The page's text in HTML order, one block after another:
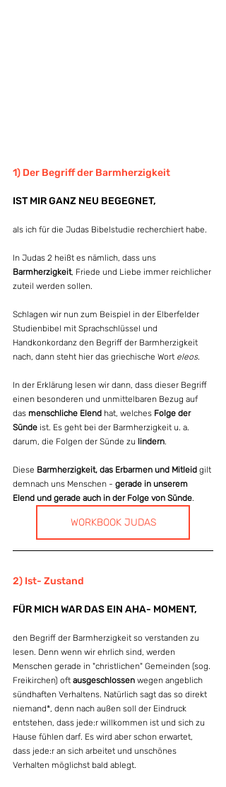
1) Der Begriff der Barmherzigkeit
IST MIR GANZ NEU BEGEGNET,
als ich für die Judas Bibelstudie recherchiert habe.
In Judas 2 heißt es nämlich, dass uns
Barmherzigkeit, Friede und Liebe immer reichlicher
zuteil werden sollen.
Schlagen wir nun zum Beispiel in der Elberfelder
Studienbibel mit Sprachschlüssel und
Handkonkordanz den Begriff der Barmherzigkeit
nach, dann steht hier das griechische Wort eleos.
In der Erklärung lesen wir dann, dass dieser Begriff
einen besonderen und unmittelbaren Bezug auf
das menschliche Elend hat, welches Folge der
Sünde ist. Es geht bei der Barmherzigkeit u. a.
darum, die Folgen der Sünde zu lindern.
Diese Barmherzigkeit, das Erbarmen und Mitleid gilt
demnach uns Menschen - gerade in unserem
Elend und gerade auch in der Folge von Sünde.
WORKBOOK JUDAS
2) Ist- Zustand
FÜR MICH WAR DAS EIN AHA- MOMENT,
den Begriff der Barmherzigkeit so verstanden zu
lesen. Denn wenn wir ehrlich sind, werden
Menschen gerade in "christlichen" Gemeinden (sog.
Freikirchen) oft ausgeschlossen wegen angeblich
sündhaften Verhaltens. Natürlich sagt das so direkt
niemand*, denn nach außen soll der Eindruck
entstehen, dass jede:r willkommen ist und sich zu
Hause fühlen darf. Es wird aber schon erwartet,
dass jede:r an sich arbeitet und unschönes
Verhalten möglichst bald ablegt.